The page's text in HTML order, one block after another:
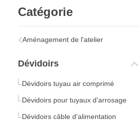
Catégorie
Aménagement de l'atelier
Dévidoirs
Dévidoirs tuyau air comprimé
Dévidoirs pour tuyaux d'arrosage
Dévidoirs câble d'alimentation